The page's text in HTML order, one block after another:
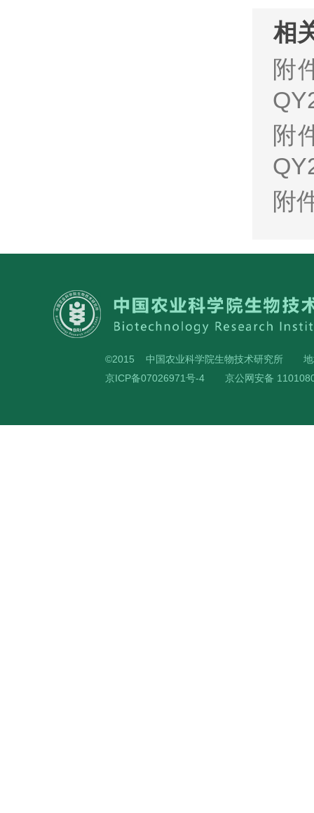
相
附
附
附
©2015 中国农业科学院生物技术研究所
京ICP备07026971号-4
京公网安备